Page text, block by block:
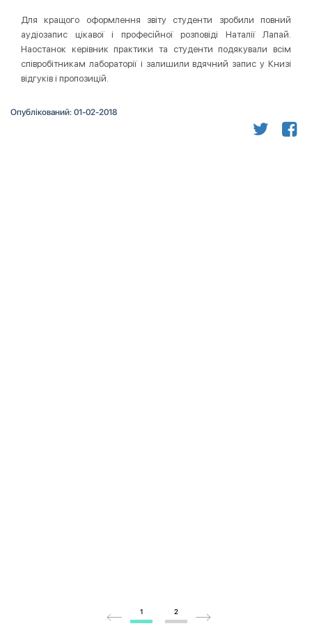
Для кращого оформлення звіту студенти зробили повний
аудіозапис цікавої і професійної розповіді Наталії Лапай.
Наостанок керівник практики та студенти подякували всім
співробітникам лабораторії і залишили вдячний запис у Книзі
відгуків і пропозицій.
Опублікований: 01-02-2018
1 2